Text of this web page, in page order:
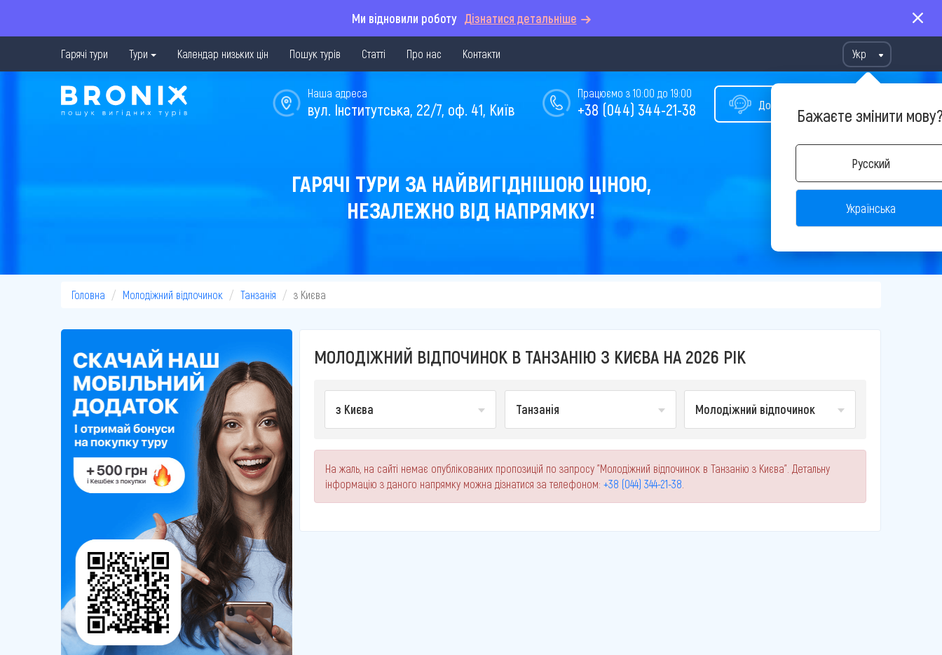
Ми відновили роботу Дізнатися детальніше
Гарячі тури Тури Календар низьких цін Пошук турів Статті Про нас Контакти Укр
Бажаєте змінити
Русский
Українська
Допомога у виборі туру
Працюємо з 10:00 до 19:00
+38 (044) 344-21-38
Наша адреса
вул. Інститутська, 22/7, оф. 41, Київ
ГАРЯЧІ ТУРИ ЗА НАЙВИГІДНІШОЮ ЦІНОЮ,
НЕЗАЛЕЖНО ВІД НАПРЯМКУ!
Головна Молодіжний відпочинок Танзанія з Києва
МОЛОДІЖНИЙ ВІДПОЧИНОК В ТАНЗАНІЮ З КИЄВА НА 2026 РІК
з Києва Танзанія Молодіжний відпочинок
На жаль, на сайті немає опублікованих пропозицій по запросу "Молодіжний відпочинок в Танзанію з Києва". Детальну
інформацію з даного напрямку можна дізнатися за телефоном: +38 (044) 344-21-38